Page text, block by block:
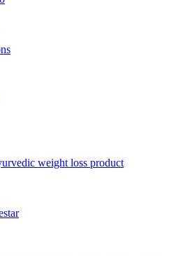
weight loss product